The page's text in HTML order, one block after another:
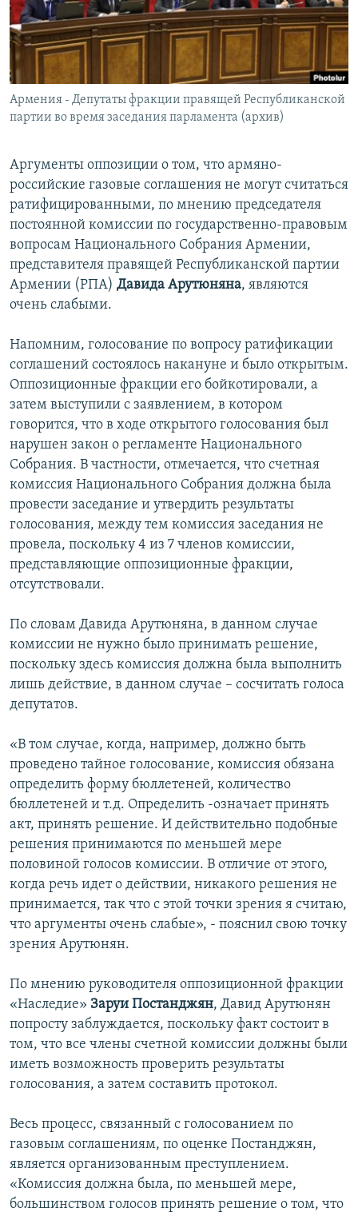
Հայերեն
English
Русский
Армения - Депутаты фракции правящей Республиканской
партии во время заседания парламента (архив)
Аргументы оппозиции о том, что армяно-
российские газовые соглашения не могут считаться
ратифицированными, по мнению председателя
постоянной комиссии по государственно-правовым
вопросам Национального Собрания Армении,
представителя правящей Республиканской партии
Армении (РПА) Давида Арутюняна, являются
очень слабыми.
Напомним, голосование по вопросу ратификации
соглашений состоялось накануне и было открытым.
Оппозиционные фракции его бойкотировали, а
затем выступили с заявлением, в котором
говорится, что в ходе открытого голосования был
нарушен закон о регламенте Национального
Собрания. В частности, отмечается, что счетная
комиссия Национального Собрания должна была
провести заседание и утвердить результаты
голосования, между тем комиссия заседания не
провела, поскольку 4 из 7 членов комиссии,
представляющие оппозиционные фракции,
отсутствовали.
По словам Давида Арутюняна, в данном случае
комиссии не нужно было принимать решение,
поскольку здесь комиссия должна была выполнить
лишь действие, в данном случае – сосчитать голоса
депутатов.
«В том случае, когда, например, должно быть
проведено тайное голосование, комиссия обязана
определить форму бюллетеней, количество
бюллетеней и т.д. Определить -означает принять
акт, принять решение. И действительно подобные
решения принимаются по меньшей мере
половиной голосов комиссии. В отличие от этого,
когда речь идет о действии, никакого решения не
принимается, так что с этой точки зрения я считаю,
что аргументы очень слабые», - пояснил свою точку
зрения Арутюнян.
По мнению руководителя оппозиционной фракции
«Наследие» Заруи Постанджян, Давид Арутюнян
попросту заблуждается, поскольку факт состоит в
том, что все члены счетной комиссии должны были
иметь возможность проверить результаты
голосования, а затем составить протокол.
Весь процесс, связанный с голосованием по
газовым соглашениям, по оценке Постанджян,
является организованным преступлением.
«Комиссия должна была, по меньшей мере,
большинством голосов принять решение о том, что